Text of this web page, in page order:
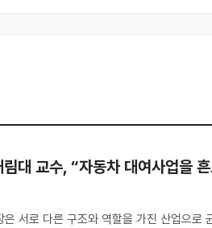
대 교수, “자동차 대여사업을
은 서로 다른 구조와 역할을 가진 산업으로